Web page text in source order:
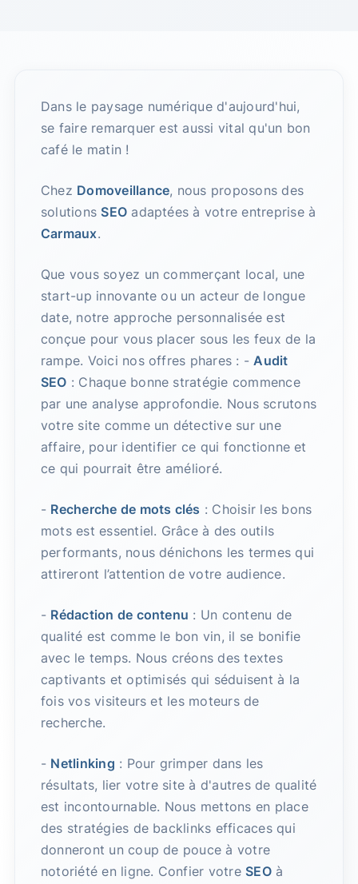
Dans le paysage numérique d'aujourd'hui,
se faire remarquer est aussi vital qu'un bon
café le matin !
Chez Domoveillance, nous proposons des
solutions SEO adaptées à votre entreprise à
Carmaux.
Que vous soyez un commerçant local, une
start-up innovante ou un acteur de longue
date, notre approche personnalisée est
conçue pour vous placer sous les feux de la
rampe. Voici nos offres phares : -Audit
SEO : Chaque bonne stratégie commence
par une analyse approfondie. Nous scrutons
votre site comme un détective sur une
affaire, pour identifier ce qui fonctionne et
ce qui pourrait être amélioré.
- Recherche de mots clés : Choisir les bons
mots est essentiel. Grâce à des outils
performants, nous dénichons les termes qui
attireront l’attention de votre audience.
- Rédaction de contenu : Un contenu de
qualité est comme le bon vin, il se bonifie
avec le temps. Nous créons des textes
captivants et optimisés qui séduisent à la
fois vos visiteurs et les moteurs de
recherche.
- Netlinking : Pour grimper dans les
résultats, lier votre site à d'autres de qualité
est incontournable. Nous mettons en place
des stratégies de backlinks efficaces qui
donneront un coup de pouce à votre
notoriété en ligne. Confier votre SEOà